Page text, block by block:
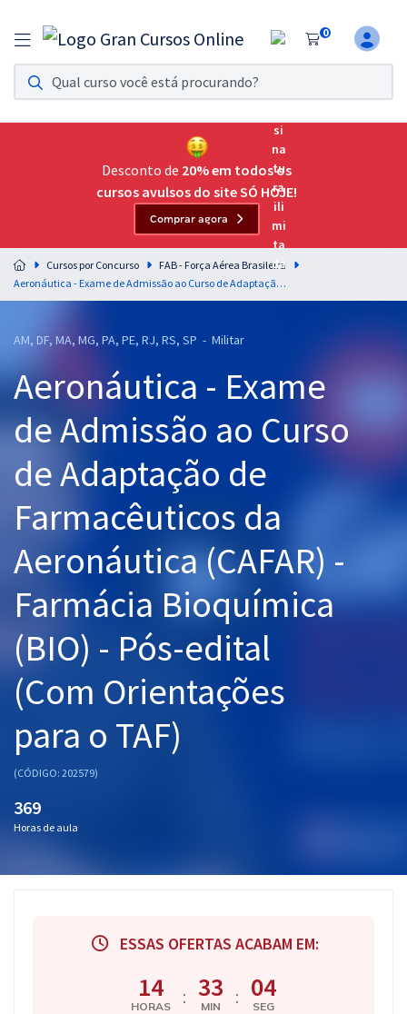
0
Assinatura Ilimitada 11
Acesso a todos os cursos. Teste grátis por 7 dias!
Assinatura OAB Até Passar
Acesso ilimitado a toda preparação para o Exame da
Residências Multiprofissionais
Preparação completa e intensiva para as principais
residências em saúde do Brasil
Cursos 20% OFF
Pós
Graduação
OAB
Questões grátis
Conteúdo gratuito
Blog
Aprovados
Atendimento
Desconto de 20% em todos os
cursos avulsos do site SÓ HOJE!
Comprar agora
Cursos por Concurso
FAB - Força Aérea Brasileira
Aeronáutica - Exame de Admissão ao Curso de Adaptação de Farmacêuticos da Aeronáutica (CAFAR) - Farmácia Bioquímica (BIO) - Pós-edital (Com Orientações para o TAF)
AM, DF, MA, MG, PA, PE, RJ, RS, SP - Militar
Aeronáutica - Exame
de Admissão ao Curso
de Adaptação de
Farmacêuticos da
Aeronáutica (CAFAR) -
Farmácia Bioquímica
(BIO) - Pós-edital
(Com Orientações
para o TAF)
(CÓDIGO: 202579)
369
Horas de aula
ESSAS OFERTAS ACABAM EM:
14
HORAS : 33
MIN : 03
SEG